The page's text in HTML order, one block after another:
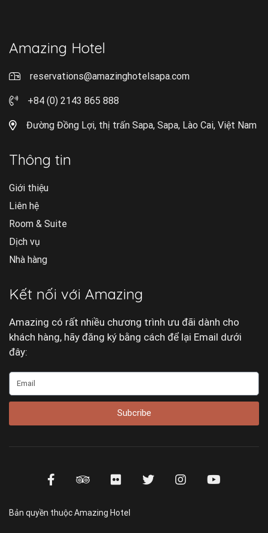
Amazing Hotel
reservations@amazinghotelsapa.com
+84 (0) 2143 865 888
Đường Đồng Lợi, thị trấn Sapa, Sapa, Lào Cai, Việt Nam
Thông tin
Giới thiệu
Liên hệ
Room & Suite
Dịch vụ
Nhà hàng
Kết nối với Amazing
Amazing có rất nhiều chương trình ưu đãi dành cho
khách hàng, hãy đăng ký bằng cách để lại Email dưới
đây:
Subcribe
Bản quyền thuộc Amazing Hotel